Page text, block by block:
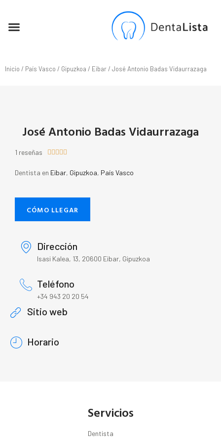
Inicio / País Vasco / Gipuzkoa / Eibar/ José Antonio Badas Vidaurrazaga
José Antonio Badas Vidaurrazaga
1 reseñas     
Dentista en Eibar, Gipuzkoa, País Vasco
CÓMO LLEGAR
Dirección
Isasi Kalea, 13, 20600 Eibar, Gipuzkoa
Teléfono
+34 943 20 20 54
Sitio web
Horario
Servicios
Dentista